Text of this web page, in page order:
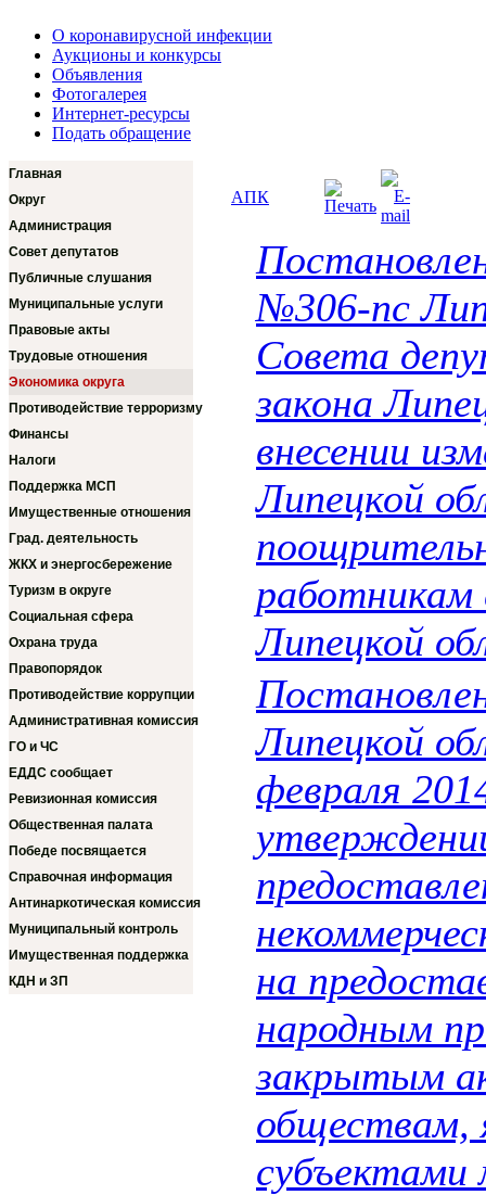
О коронавирусной инфекции
Аукционы и конкурсы
Объявления
Фотогалерея
Интернет-ресурсы
Подать обращение
Главная
Округ
Администрация
Совет депутатов
Публичные слушания
Муниципальные услуги
Правовые акты
Трудовые отношения
Экономика округа
Противодействие терроризму
Финансы
Налоги
Поддержка МСП
Имущественные отношения
Град. деятельность
ЖКХ и энергосбережение
Туризм в округе
Социальная сфера
Охрана труда
Правопорядок
Противодействие коррупции
Административная комиссия
ГО и ЧС
ЕДДС сообщает
Ревизионная комиссия
Общественная палата
Победе посвящается
Справочная информация
Антинаркотическая комиссия
Муниципальный контроль
Имущественная поддержка
КДН и ЗП
АПК
№306-пс
Совета
закона
внесении
Липецкой
работникам
Липецкой
Липецкой
февраля
на
народным
закрытым
обществам,
субъектами